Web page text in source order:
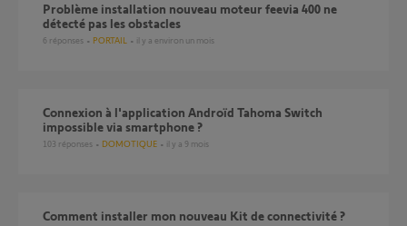
Problème installation nouveau moteur feevia 400 ne
détecté pas les obstacles
6 réponses PORTAIL il y a environ un mois
Connexion à l'application Androïd Tahoma Switch
impossible via smartphone ?
103 réponses DOMOTIQUE il y a 9 mois
Comment installer mon nouveau Kit de connectivité ?